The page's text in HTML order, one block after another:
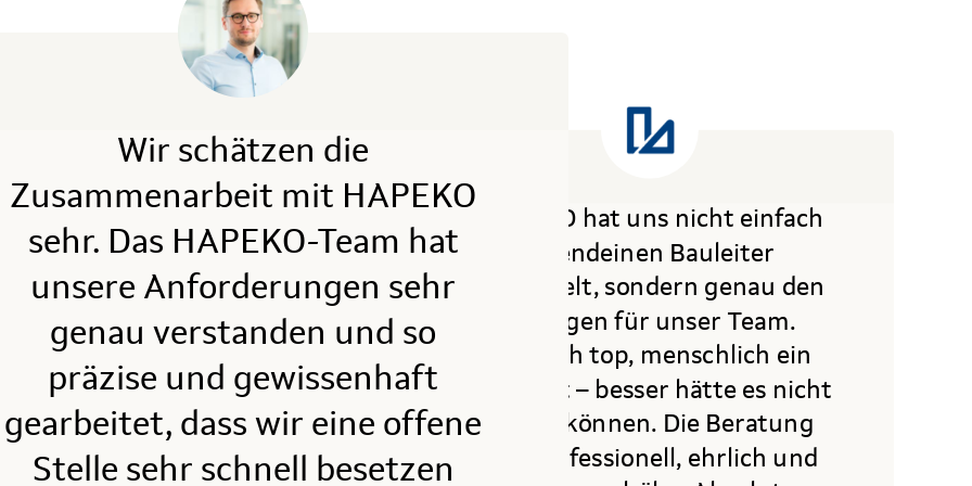
Wir schätzen die
Zusammenarbeit mit HAPEKO
sehr. Das HAPEKO-Team hat
unsere Anforderungen sehr
genau verstanden und so
präzise und gewissenhaft
gearbeitet, dass wir eine offene
Stelle sehr schnell besetzen
HAPEKO hat uns nicht einfach
irgendeinen Bauleiter
vermittelt, sondern genau den
richtigen für unser Team.
Fachlich top, menschlich ein
super Fit – besser hätte es nicht
laufen können. Die Beratung
war professionell, ehrlich und